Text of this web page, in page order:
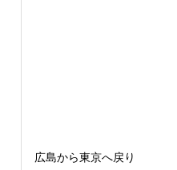
広島から東京へ戻り